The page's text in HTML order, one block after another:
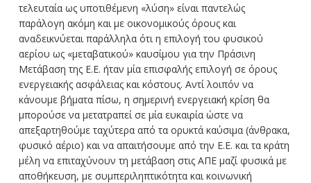
τελευταία ως υποτιθέμενη «λύση» είναι παντελώς
παράλογη ακόμη και με οικονομικούς όρους και
αναδεικνύεται παράλληλα ότι η επιλογή του φυσικού
αερίου ως «μεταβατικού» καυσίμου για την Πράσινη
Μετάβαση της Ε.Ε. ήταν μία επισφαλής επιλογή σε όρους
ενεργειακής ασφάλειας και κόστους. Αντί λοιπόν να
κάνουμε βήματα πίσω, η σημερινή ενεργειακή κρίση θα
μπορούσε να μετατραπεί σε μία ευκαιρία ώστε να
απεξαρτηθούμε ταχύτερα από τα ορυκτά καύσιμα (άνθρακα,
φυσικό αέριο) και να απαιτήσουμε από την Ε.Ε. και τα κράτη
μέλη να επιταχύνουν τη μετάβαση στις ΑΠΕ μαζί φυσικά με
αποθήκευση, με συμπεριληπτικότητα και κοινωνική